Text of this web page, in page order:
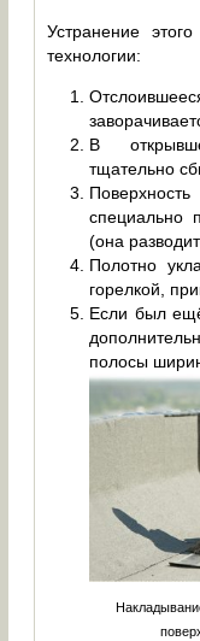
Устранение
технологии:
В
тщательно
специально
(она
Полотно
горелкой,
Если был
полосы